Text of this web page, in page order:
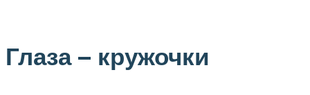
Глаза – кружочки